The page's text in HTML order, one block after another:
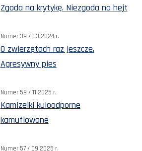
Zgoda na krytykę. Niezgoda na hejt
Numer 39 / 03.2024 r.
O zwierzętach raz jeszcze.
Agresywny pies
Numer 59 / 11.2025 r.
Kamizelki kuloodporne
kamuflowane
Numer 57 / 09.2025 r.